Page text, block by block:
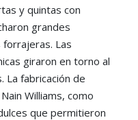
y quintas con
grandes
forrajeras. Las
giraron en torno al
La fabricación de
Williams, como
que permitieron